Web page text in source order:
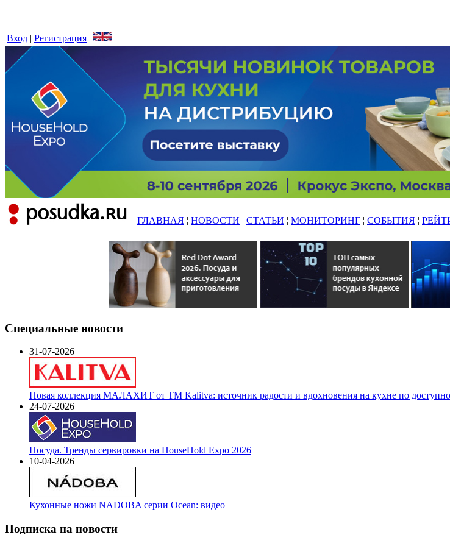
Вход | Регистрация |
ГЛАВНАЯ ¦ НОВОСТИ ¦ СТАТЬИ ¦ МОНИТОРИНГ ¦ СОБЫТИЯ ¦
Специальные новости
31-07-2026
Новая коллекция МАЛАХИТ от ТМ Kalitva: источник радости и вдохновения на кухне по
24-07-2026
Посуда. Тренды сервировки на HouseHold Expo 2026
10-04-2026
Кухонные ножи NADOBA серии Ocean: видео
Подписка на новости